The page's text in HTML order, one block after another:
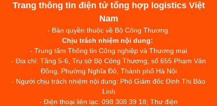
Trang thông tin điện tử tổng hợp logistics Việt
Nam
- Bản quyền thuộc về Bộ Công Thương.
Chịu trách nhiệm nội dung:
- Trung tâm Thông tin Công nghiệp và Thương mại
- Địa chỉ: Tầng 5-6, Trụ sở Bộ Công Thương, số 655 Phạm Văn
Đồng, Phường Nghĩa Đô, Thành phố Hà Nội
- Người chịu trách nhiệm nội dung: Phó Giám đốc Đinh Thị Bảo
Linh
- Điện thoại liên lạc: 098 308 39 18; Thư điện